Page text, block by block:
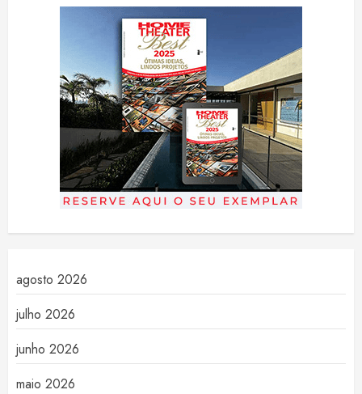
agosto 2026
julho 2026
junho 2026
maio 2026